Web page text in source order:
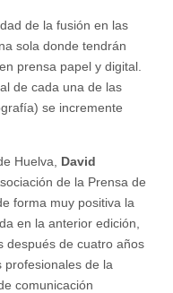
de la fusión en las
sola donde tendrán
prensa papel y digital.
de cada una de las
se incremente
Huelva, David
de la Prensa de
forma muy positiva la
en la anterior edición,
después de cuatro años
profesionales de la
comunicación